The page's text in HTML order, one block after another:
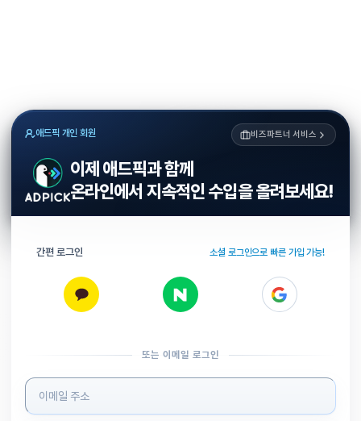
애드픽 개인 회원 비즈파트너 서비스
이제 애드픽과 함께
온라인에서 지속적인 수입을 올려보세요!
간편 로그인 소셜 로그인으로 빠른 가입 가능!
또는 이메일 로그인
로그인 정보 입력